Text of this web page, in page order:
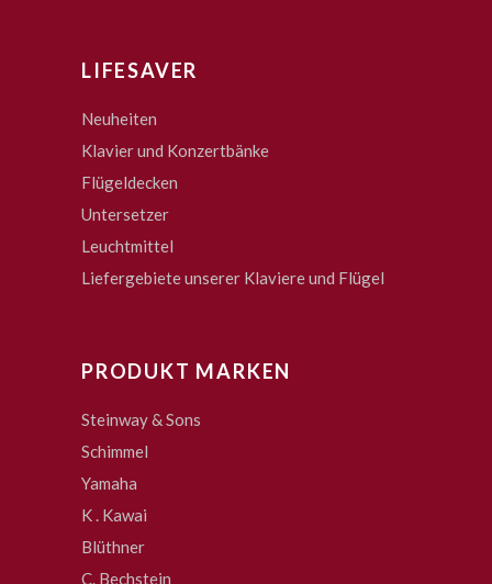
LIFESAVER
Neuheiten
Klavier und Konzertbänke
Flügeldecken
Untersetzer
Leuchtmittel
Liefergebiete unserer Klaviere und Flügel
PRODUKT MARKEN
Steinway & Sons
Schimmel
Yamaha
K . Kawai
Blüthner
C. Bechstein